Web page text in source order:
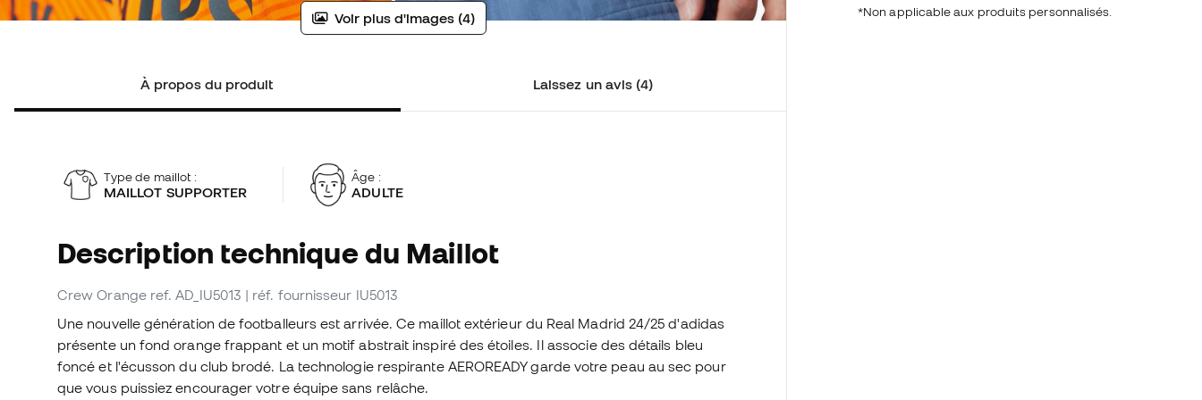
Voir plus d'images (4)
À propos du produit Laissez un avis (4)
Type de maillot :
MAILLOT SUPPORTER
Âge :
ADULTE
Description technique du Maillot
Crew Orange ref. AD_IU5013 | réf. fournisseur IU5013
Une nouvelle génération de footballeurs est arrivée. Ce maillot extérieur du Real Madrid 24/25 d'adidas
présente un fond orange frappant et un motif abstrait inspiré des étoiles. Il associe des détails bleu
foncé et l'écusson du club brodé. La technologie respirante AEROREADY garde votre peau au sec pour
que vous puissiez encourager votre équipe sans relâche.
*Non applicable aux produits personnalisés.